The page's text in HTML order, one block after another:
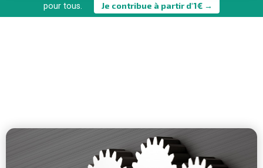
pour tous.
Je contribue à partir d'1€ →